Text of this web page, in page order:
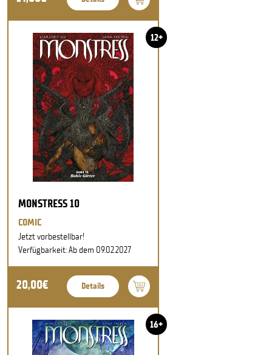
12+
MONSTRESS 10
COMIC
Jetzt vorbestellbar!
Verfügbarkeit: Ab dem 09.02.2027
20,00€ Details
16+